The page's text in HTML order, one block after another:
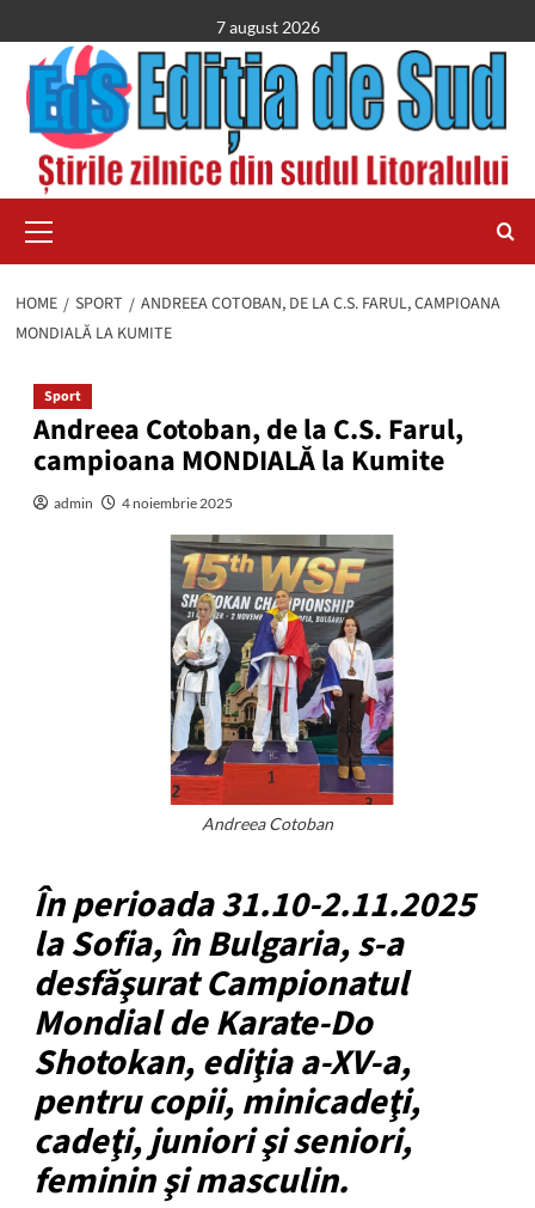
to
content
7 august 2026
Menu
HOME SPORT
ANDREEA COTOBAN, DE LA C.S. FARUL, CAMPIOANA
MONDIALĂ LA KUMITE
Sport
Andreea Cotoban, de la C.S. Farul,
campioana MONDIALĂ la Kumite
admin 4 noiembrie 2025
Andreea Cotoban
În perioada 31.10-2.11.2025
la Sofia, în Bulgaria, s-a
desfăşurat Campionatul
Mondial de Karate-Do
Shotokan, ediţia a-XV-a,
pentru copii, minicadeţi,
cadeţi, juniori şi seniori,
feminin şi masculin.